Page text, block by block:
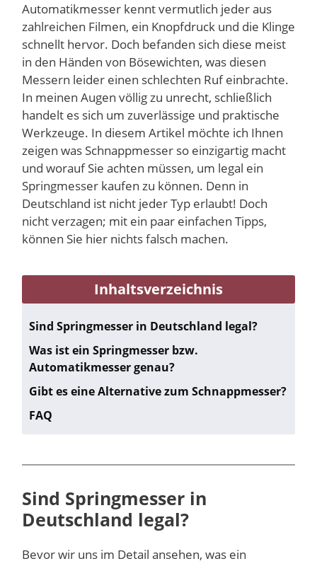
Automatikmesser kennt vermutlich jeder aus
zahlreichen Filmen, ein Knopfdruck und die Klinge
schnellt hervor. Doch befanden sich diese meist
in den Händen von Bösewichten, was diesen
Messern leider einen schlechten Ruf einbrachte.
In meinen Augen völlig zu unrecht, schließlich
handelt es sich um zuverlässige und praktische
Werkzeuge. In diesem Artikel möchte ich Ihnen
zeigen was Schnappmesser so einzigartig macht
und worauf Sie achten müssen, um legal ein
Springmesser kaufen zu können. Denn in
Deutschland ist nicht jeder Typ erlaubt! Doch
nicht verzagen; mit ein paar einfachen Tipps,
können Sie hier nichts falsch machen.
Inhaltsverzeichnis
Sind Springmesser in Deutschland legal?
Was ist ein Springmesser bzw.
Automatikmesser genau?
Gibt es eine Alternative zum Schnappmesser?
FAQ
Sind Springmesser in
Deutschland legal?
Bevor wir uns im Detail ansehen, was ein